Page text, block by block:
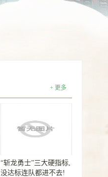
+ 更多
“斩龙勇士”三大硬指标,
没达标连队都进不去!